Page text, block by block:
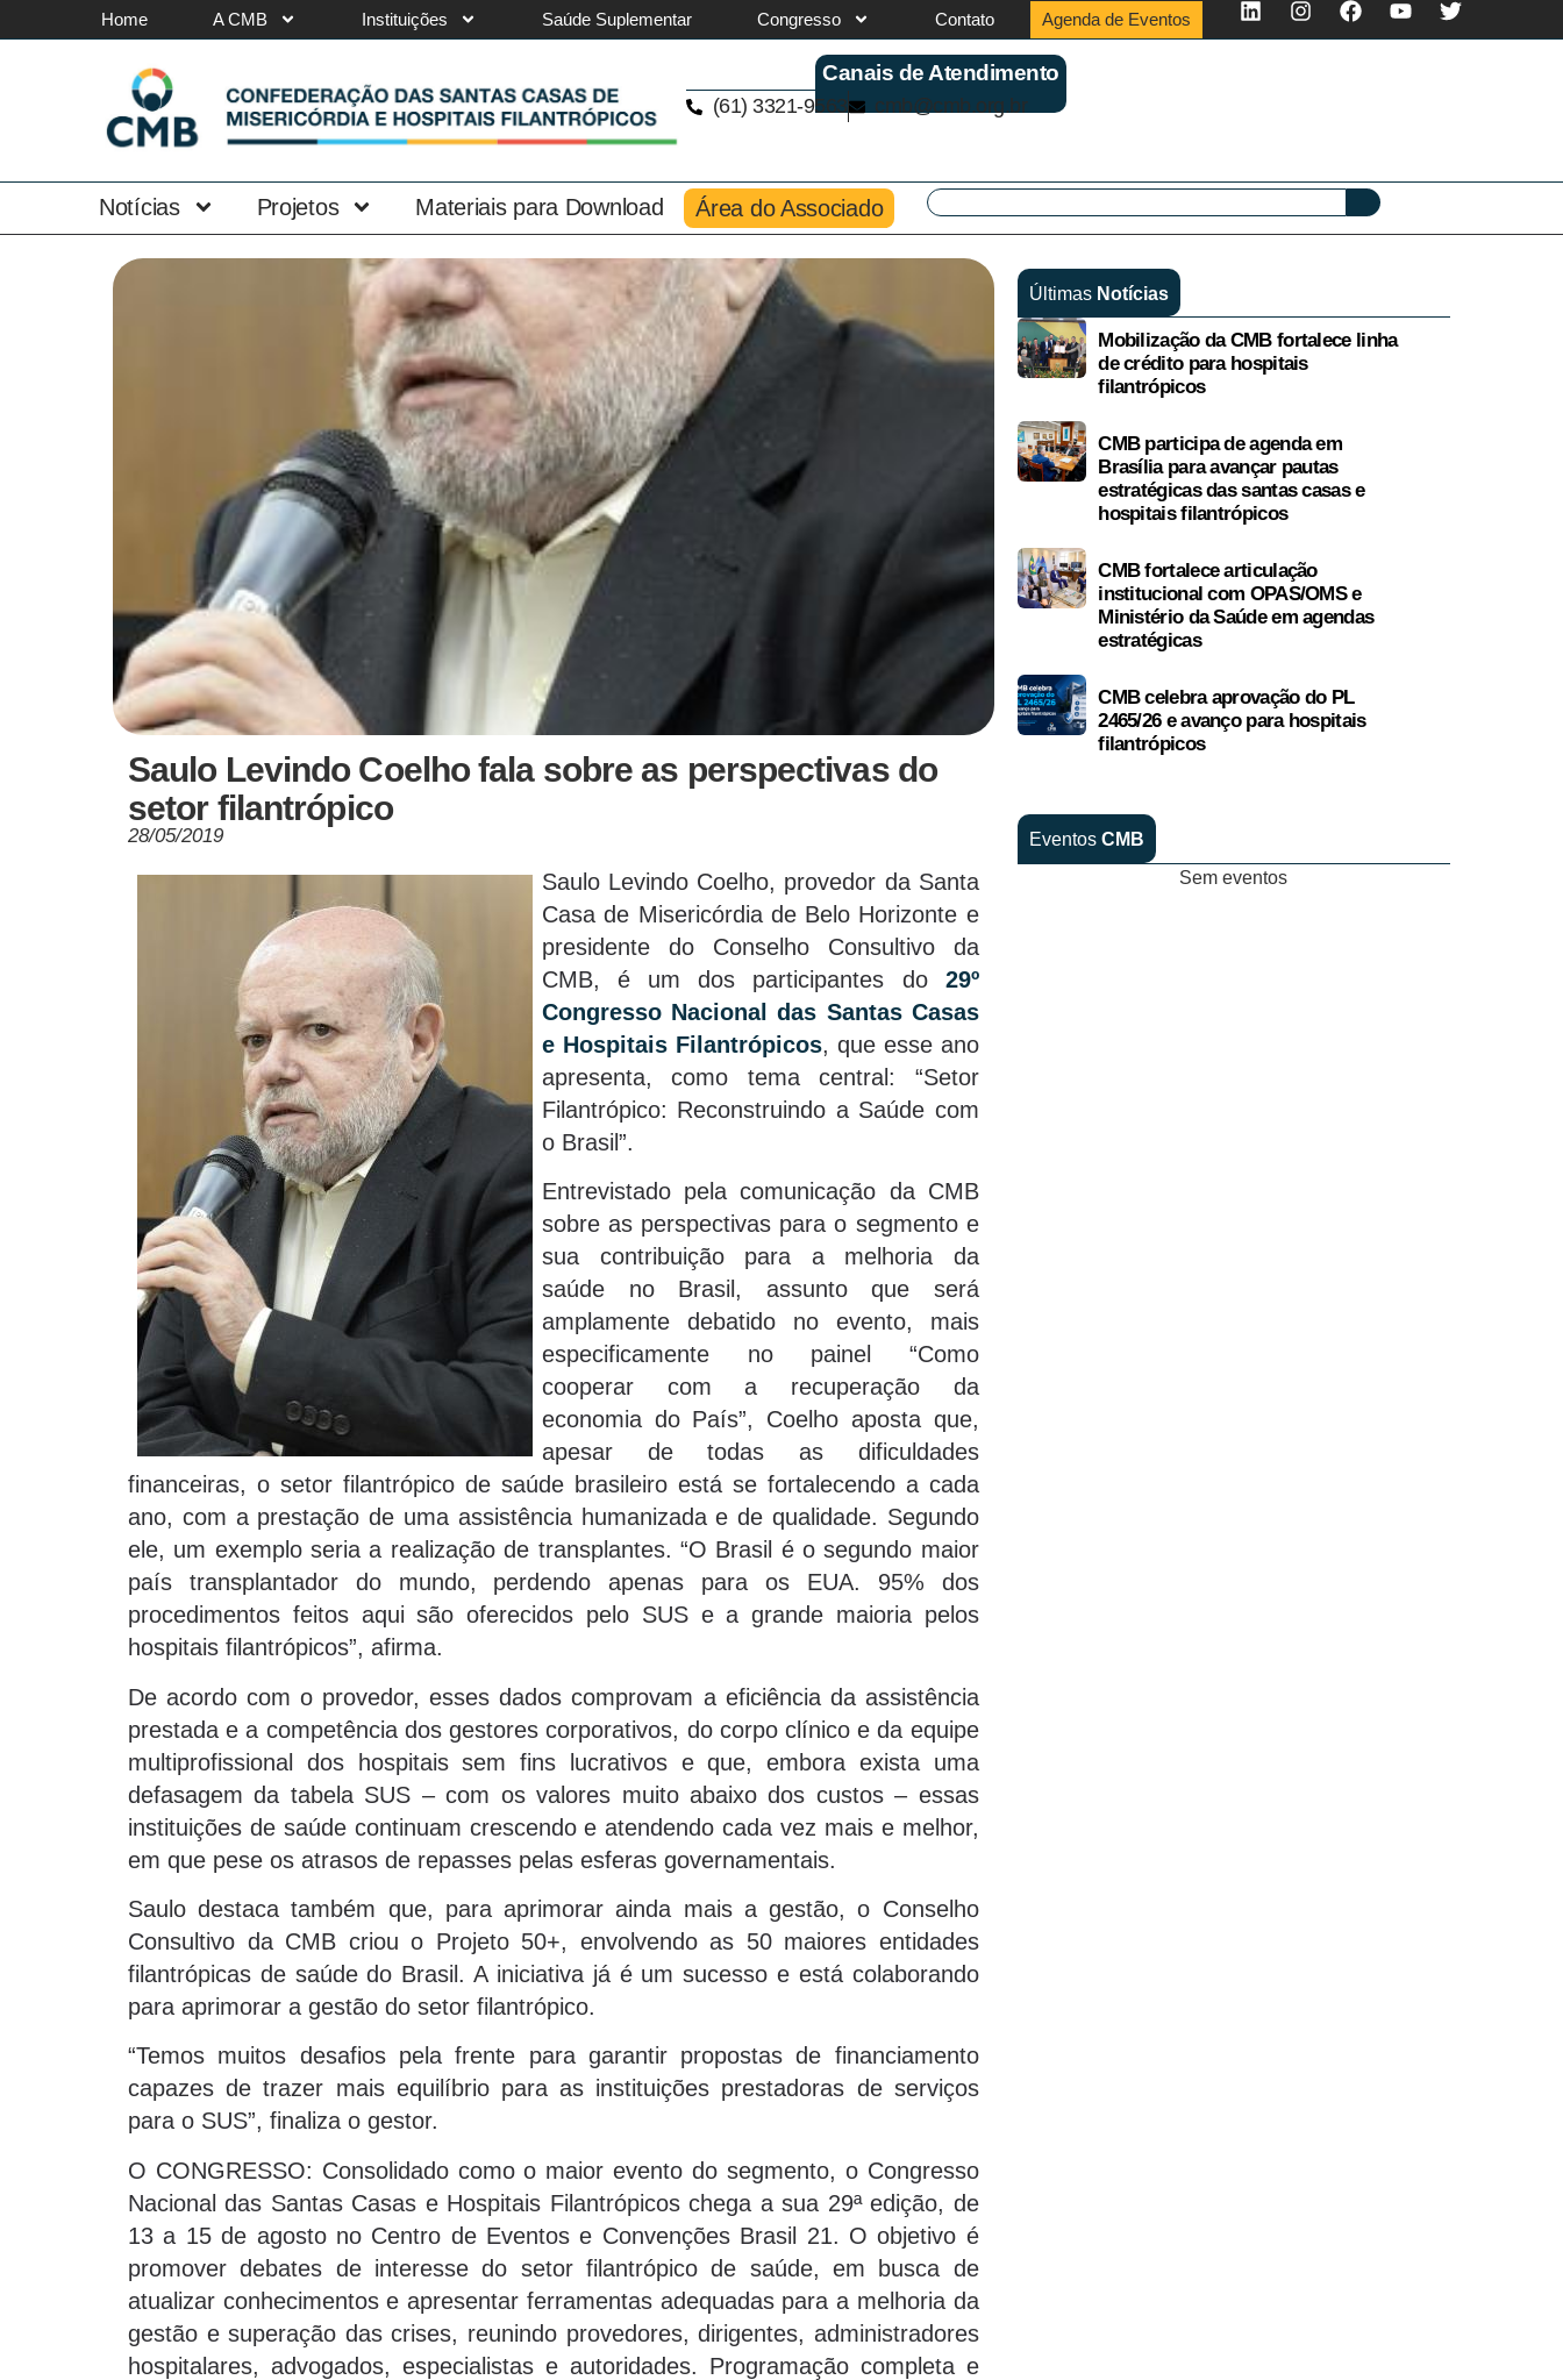
Home A CMB Instituições Saúde Suplementar Congresso Contato Agenda de Eventos
Canais de Atendimento
(61) 3321-9563 cmb@cmb.org.br
Notícias Projetos Materiais para Download Área do Associado
Saulo Levindo Coelho fala sobre as perspectivas do
setor filantrópico
28/05/2019
Saulo Levindo Coelho, provedor da Santa
Casa de Misericórdia de Belo Horizonte e
presidente do Conselho Consultivo da
CMB, é um dos participantes do 29º
Congresso Nacional das Santas Casas
e Hospitais Filantrópicos, que esse ano
apresenta, como tema central: “Setor
Filantrópico: Reconstruindo a Saúde com
o Brasil”.
Entrevistado pela comunicação da CMB
sobre as perspectivas para o segmento e
sua contribuição para a melhoria da
saúde no Brasil, assunto que será
amplamente debatido no evento, mais
especificamente no painel “Como
cooperar com a recuperação da
economia do País”, Coelho aposta que,
apesar de todas as dificuldades
financeiras, o setor filantrópico de saúde brasileiro está se fortalecendo a cada
ano, com a prestação de uma assistência humanizada e de qualidade. Segundo
ele, um exemplo seria a realização de transplantes. “O Brasil é o segundo maior
país transplantador do mundo, perdendo apenas para os EUA. 95% dos
procedimentos feitos aqui são oferecidos pelo SUS e a grande maioria pelos
hospitais filantrópicos”, afirma.
De acordo com o provedor, esses dados comprovam a eficiência da assistência
prestada e a competência dos gestores corporativos, do corpo clínico e da equipe
multiprofissional dos hospitais sem fins lucrativos e que, embora exista uma
defasagem da tabela SUS – com os valores muito abaixo dos custos – essas
instituições de saúde continuam crescendo e atendendo cada vez mais e melhor,
em que pese os atrasos de repasses pelas esferas governamentais.
Saulo destaca também que, para aprimorar ainda mais a gestão, o Conselho
Consultivo da CMB criou o Projeto 50+, envolvendo as 50 maiores entidades
filantrópicas de saúde do Brasil. A iniciativa já é um sucesso e está colaborando
para aprimorar a gestão do setor filantrópico.
“Temos muitos desafios pela frente para garantir propostas de financiamento
capazes de trazer mais equilíbrio para as instituições prestadoras de serviços
para o SUS”, finaliza o gestor.
O CONGRESSO: Consolidado como o maior evento do segmento, o Congresso
Nacional das Santas Casas e Hospitais Filantrópicos chega a sua 29ª edição, de
13 a 15 de agosto no Centro de Eventos e Convenções Brasil 21. O objetivo é
promover debates de interesse do setor filantrópico de saúde, em busca de
atualizar conhecimentos e apresentar ferramentas adequadas para a melhoria da
gestão e superação das crises, reunindo provedores, dirigentes, administradores
hospitalares, advogados, especialistas e autoridades. Programação completa e
Últimas Notícias
Mobilização da CMB fortalece linha
de crédito para hospitais
filantrópicos
CMB participa de agenda em
Brasília para avançar pautas
estratégicas das santas casas e
hospitais filantrópicos
CMB fortalece articulação
institucional com OPAS/OMS e
Ministério da Saúde em agendas
estratégicas
CMB celebra aprovação do PL
2465/26 e avanço para hospitais
filantrópicos
Eventos CMB
Sem eventos